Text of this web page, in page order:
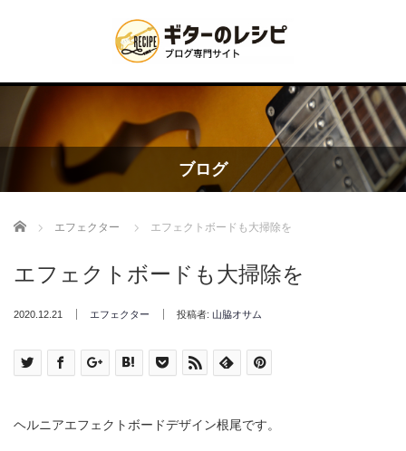
ブログ
Home エフェクター エフェクトボードも大掃除を
エフェクトボードも大掃除を
2020.12.21 エフェクター 投稿者: 山脇オサム
ヘルニアエフェクトボードデザイン根尾です。